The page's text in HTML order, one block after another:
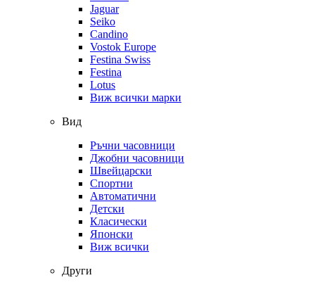
Jaguar
Seiko
Candino
Vostok Europe
Festina Swiss
Festina
Lotus
Виж всички марки
Вид
Ръчни часовници
Джобни часовници
Швейцарски
Спортни
Автоматични
Детски
Класически
Японски
Виж всички
Други